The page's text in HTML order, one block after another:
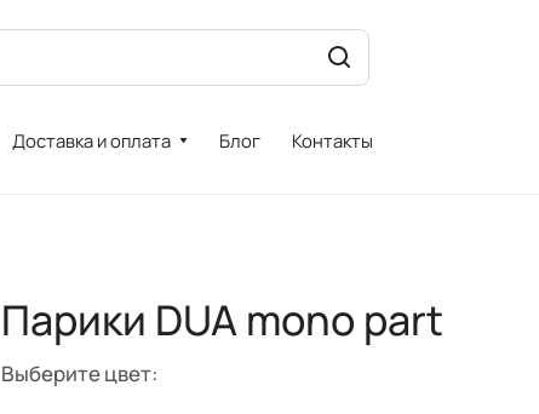
Доставка и оплата Блог Контакты
Парики DUA mono part
Выберите цвет: